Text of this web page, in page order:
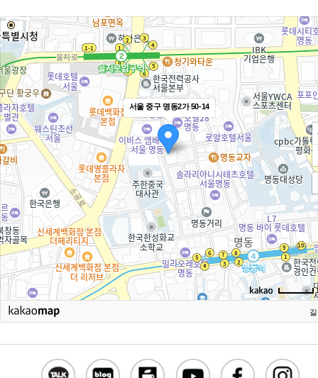
서울 중구 명동2가 50-14